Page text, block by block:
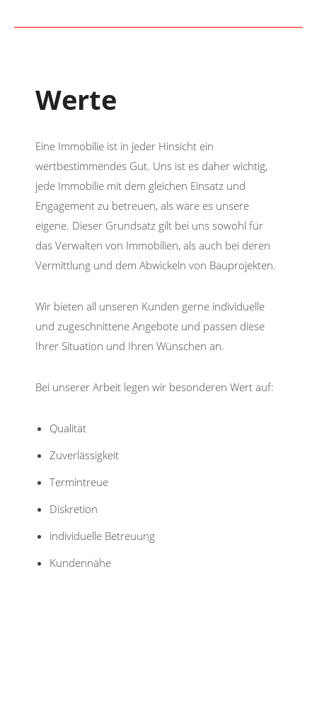
Werte
Eine Immobilie ist in jeder Hinsicht ein
wertbestimmendes Gut. Uns ist es daher wichtig,
jede Immobilie mit dem gleichen Einsatz und
Engagement zu betreuen, als wäre es unsere
eigene. Dieser Grundsatz gilt bei uns sowohl für
das Verwalten von Immobilien, als auch bei deren
Vermittlung und dem Abwickeln von Bauprojekten.
Wir bieten all unseren Kunden gerne individuelle
und zugeschnittene Angebote und passen diese
Ihrer Situation und Ihren Wünschen an.
Bei unserer Arbeit legen wir besonderen Wert auf:
Qualität
Zuverlässigkeit
Termintreue
Diskretion
individuelle Betreuung
Kundennähe